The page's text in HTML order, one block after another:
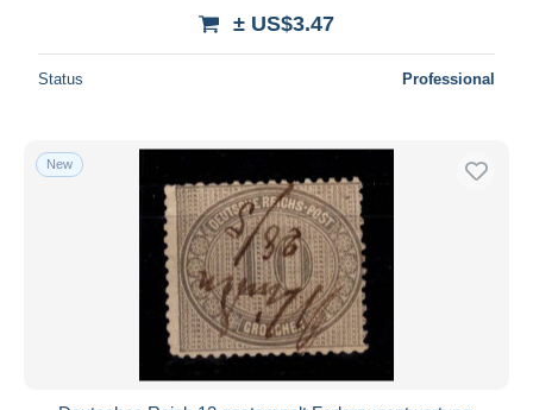
± US$3.47
Status Professional
New